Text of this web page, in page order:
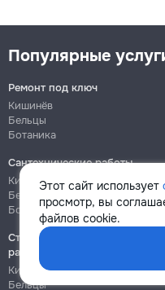
Этот сайт использует
просмотр, вы
файлов cookie.
Популярные
Ремонт под ключ
Кишинёв
Бельцы
Ботаника
Сантехнические работы
Кишинёв
Бельцы
Ботаника
Строительно-монтажные
работы
Кишинёв
Бельцы